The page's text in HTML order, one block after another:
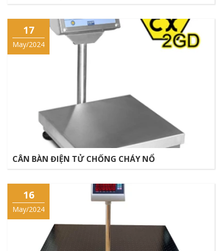
17
May/2024
CÂN BÀN ĐIỆN TỬ CHỐNG CHÁY NỔ
16
May/2024